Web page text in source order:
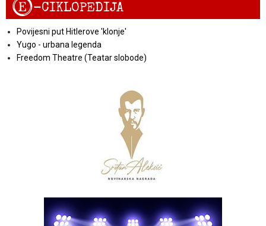
E-CIKLOPEDIJA
Povijesni put Hitlerove 'klonje'
Yugo - urbana legenda
Freedom Theatre (Teatar slobode)